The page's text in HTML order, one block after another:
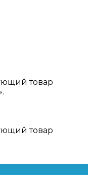
товар
товар